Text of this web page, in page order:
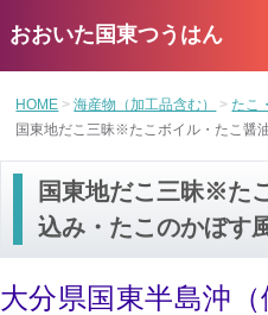
おおいた国東つうはん
HOME 海産物（加工品含む）
たこ
国東地だこ三昧※たこボイル・たこ醤
国東地だこ三昧※た
込み・たこのかぼす
大分県国東半島沖